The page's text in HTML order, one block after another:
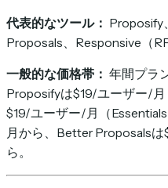
代表的なツール： Proposify
Proposals、Responsive（
一般的な価格帯： 年間プラ
Proposifyは$19/ユーザー/
$19/ユーザー/月（
月から、Better Proposals
ら。